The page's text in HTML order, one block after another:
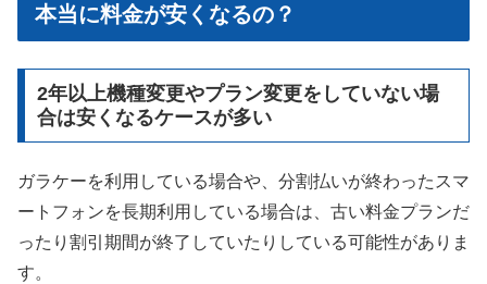
本当に料金が安くなるの？
2年以上機種変更やプラン変更をしていない場
合は安くなるケースが多い
ガラケーを利用している場合や、分割払いが終わったスマ
ートフォンを長期利用している場合は、古い料金プランだ
ったり割引期間が終了していたりしている可能性がありま
す。